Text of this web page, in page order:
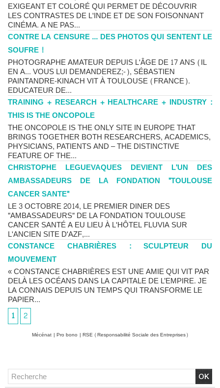
EXIGEANT ET COLORÉ QUI PERMET DE DÉCOUVRIR
LES CONTRASTES DE L'INDE ET DE SON FOISONNANT
CINÉMA. A NE PAS...
CONTRE LA CENSURE ... DES PHOTOS QUI SENTENT LE
SOUFRE !
PHOTOGRAPHE AMATEUR DEPUIS L'ÂGE DE 17 ANS (IL
EN A... VOUS LUI DEMANDEREZ;-), SÉBASTIEN
PAINTANDRE-KINACH VIT À TOULOUSE (FRANCE).
EDUCATEUR DE...
TRAINING + RESEARCH + HEALTHCARE + INDUSTRY :
THIS IS THE ONCOPOLE
THE ONCOPOLE IS THE ONLY SITE IN EUROPE THAT
BRINGS TOGETHER BOTH RESEARCHERS, ACADEMICS,
PHYSICIANS, PATIENTS AND – THE DISTINCTIVE
FEATURE OF THE...
CHRISTOPHE LEGUEVAQUES DEVIENT L'UN DES
AMBASSADEURS DE LA FONDATION "TOULOUSE
CANCER SANTE"
LE 3 OCTOBRE 2014, LE PREMIER DINER DES
"AMBASSADEURS" DE LA FONDATION TOULOUSE
CANCER SANTÉ A EU LIEU À L'HÔTEL FLUVIA SUR
L'ANCIEN SITE D'AZF,...
CONSTANCE CHABRIÈRES : SCULPTEUR DU
MOUVEMENT
« CONSTANCE CHABRIÈRES EST UNE AMIE QUI VIT PAR
DELÀ LES OCÉANS DANS LA CAPITALE DE L’EMPIRE. JE
LA CONNAIS DEPUIS UN TEMPS QUI TRANSFORME LE
PAPIER...
1
2
Mécénat | Pro bono | RSE (Responsabilité Sociale des Entreprises)